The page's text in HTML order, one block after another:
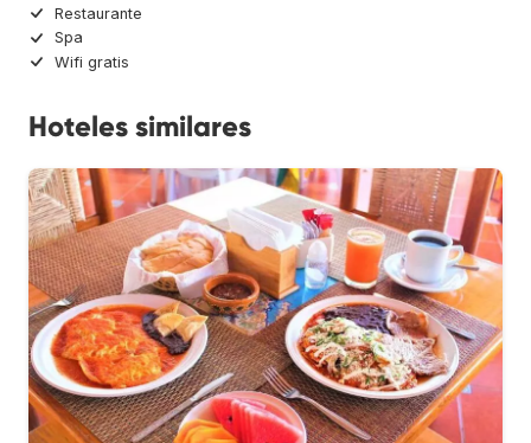
Restaurante
Spa
Wifi gratis
Hoteles similares